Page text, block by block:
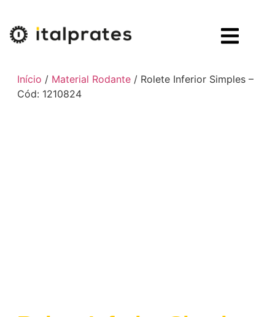
Início / Material Rodante/ Rolete Inferior Simples –
Cód: 1210824